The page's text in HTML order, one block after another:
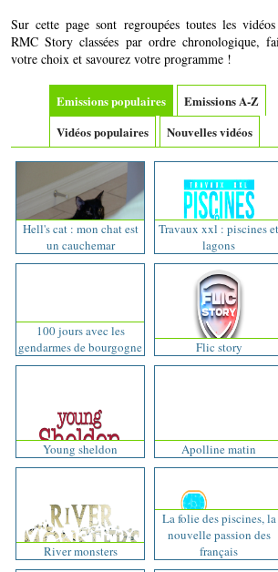
Sur cette page sont regroupées toutes les
RMC Story classées par ordre chronologique,
votre choix et savourez votre programme !
Emissions populaires
Emissions A-Z
Vidéos populaires
Nouvelles vidéos
Hell's cat : mon chat est
un cauchemar
Travaux xxl : piscines et
lagons
100 jours avec les
gendarmes de bourgogne
Flic story
Young sheldon Apolline matin
River monsters
La folie des piscines, la
nouvelle passion des
français